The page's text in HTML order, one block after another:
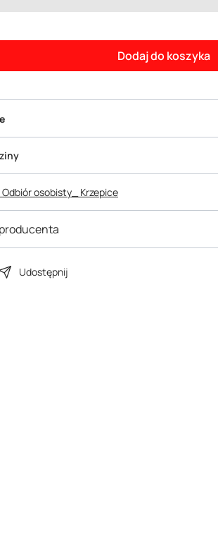
Dodaj do koszyka
osobisty_ Krzepice
Udostępnij